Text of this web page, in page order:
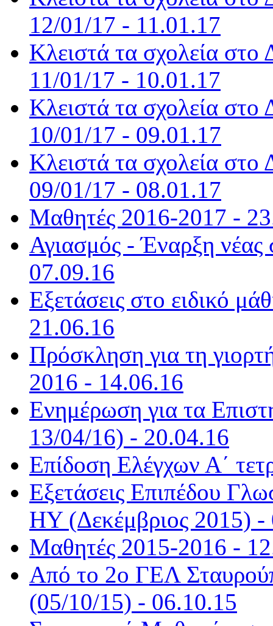
12/01/17 - 11.01.17
Κλειστά τα σχολεία
11/01/17 - 10.01.17
Κλειστά τα σχολεία
10/01/17 - 09.01.17
Κλειστά τα σχολεία
09/01/17 - 08.01.17
Μαθητές 2016-2017 -
Αγιασμός - Έναρξη νέας
07.09.16
Εξετάσεις στο ειδικό
21.06.16
Πρόσκληση για τη
2016 - 14.06.16
Ενημέρωση για τα
13/04/16) - 20.04.16
Επίδοση Ελέγχων Α΄
Εξετάσεις Επιπέδου
ΗΥ (Δεκέμβριος 2015) -
Μαθητές 2015-2016 -
Από το 2ο ΓΕΛ
(05/10/15) - 06.10.15